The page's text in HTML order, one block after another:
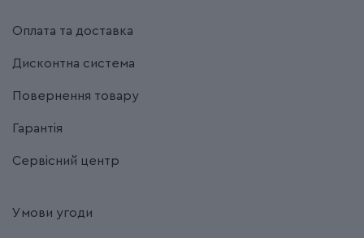
Оплата та доставка
Дисконтна система
Повернення товару
Гарантія
Сервісний центр
Умови угоди